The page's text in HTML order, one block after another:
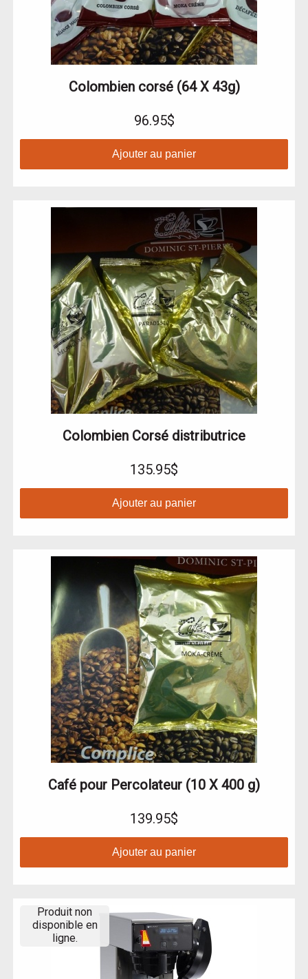
96.95$
Colombien corsé (64 X 43g)
Ajouter au panier
135.95$
Colombien Corsé distributrice
Ajouter au panier
139.95$
Café pour Percolateur (10 X 400 g)
Ajouter au panier
Produit non
disponible en
ligne.